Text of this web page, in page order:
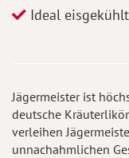
Ideal
Jägermeister ist
deutsche
verleihen
unnachahmlichen